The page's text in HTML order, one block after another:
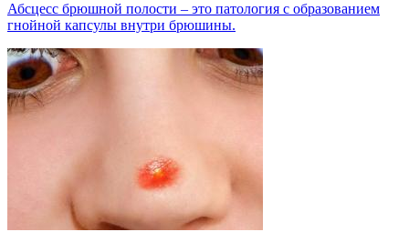
Абсцесс брюшной полости – это патология с образованием
гнойной капсулы внутри брюшины.